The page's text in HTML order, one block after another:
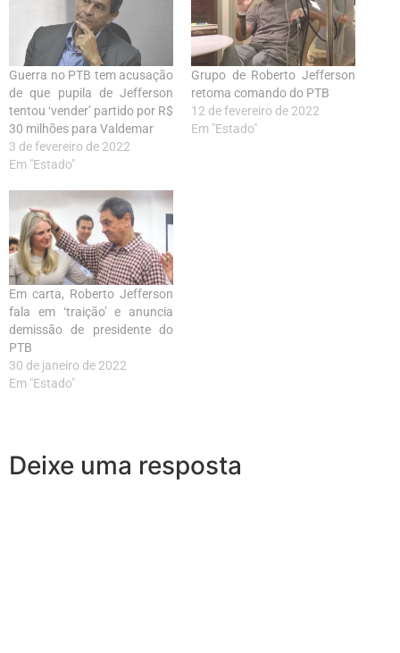
Guerra no PTB tem acusação
de que pupila de Jefferson
tentou ‘vender’ partido por R$
30 milhões para Valdemar
3 de fevereiro de 2022
Em "Estado"
Grupo de Roberto Jefferson
retoma comando do PTB
12 de fevereiro de 2022
Em "Estado"
Em carta, Roberto Jefferson
fala em ‘traição’ e anuncia
demissão de presidente do
PTB
30 de janeiro de 2022
Em "Estado"
Deixe uma resposta